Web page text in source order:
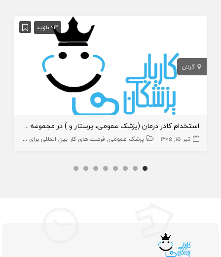
914 بازدید
گیلان
استخدام کادر درمان (پزشک عمومی، پرستار و ) در مجموعه گردشگری
تیر ۱۵, ۱۴۰۵ پزشک عمومی فرصت های کار بین المللی برای کادر درمان